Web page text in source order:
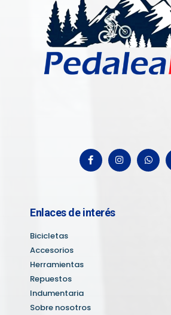
Enlaces de interés
Bicicletas
Accesorios
Herramientas
Repuestos
Indumentaria
Sobre nosotros